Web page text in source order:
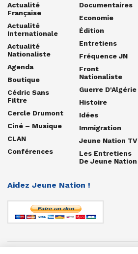
Actualité
Française
Actualité
Internationale
Actualité
Nationaliste
Agenda
Boutique
Cédric Sans
Filtre
Cercle Drumont
Ciné – Musique
CLAN
Conférences
Documentaires
Economie
Édition
Entretiens
Fréquence JN
Front
Nationaliste
Guerre D'Algérie
Histoire
Idées
Immigration
Jeune Nation TV
Les Entretiens
De Jeune Nation
Aidez Jeune Nation !